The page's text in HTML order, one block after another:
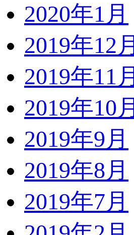
2020年1月
2019年12月
2019年11月
2019年10月
2019年9月
2019年8月
2019年7月